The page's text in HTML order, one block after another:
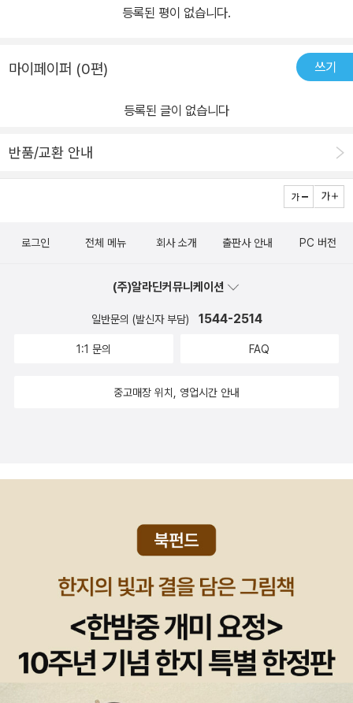
시 자바스크립트는 새롭게 등장한 언어라서 공부할 자료가 거의 없었
학으로 자바스크립트를 익혀야 했습니다. 이리저리 실험해보고 가설
을 세우고 다시 실험해보며 동작 원리를 알아낼 때까지 모든 과정을
에서 큰 도움이 되었습니다. 본격적인 제 커리어의 첫 5년은 자바스
누구보다 깊이 있다고 자부할 수 있었습니다. 간단한 문제든, 어려운
문제든 대부분 제가 해결할 수 있었습니다. 하지만 제 생각을 함께 토
론하거나, 모르는 문제에 관한 조언을 구할 사람이 없다는 점은 힘들
였기에 더욱더 제 모든 역량을 쏟아부어야만 했습니다. 5년 동안 저
준을 향상시켰습니다. 하지만 당시, 저는 다른 사람이 제 코드를 어떻
게 볼지는 고민하지 않았습니다. 제가 작성한 코드를 리뷰해주거나
의미에서, 저는 해커였습니다. 원하는 방식대로 코드를 작성했고 잘
다. 그런데 새로운 팀에서는 모든 사람이 프로젝트의 전 부분에 대해
을 알게 됐고, 문제가 있다는 것을 느꼈습니다. 저는 팀에 더 도움이
되도록 동료들과 같은 방식으로 코드를 작성하기 시작했습니다. 서버
사이드 코드와 SQL은 생소한 부분이라 이 부분에 대해 잘 아는 동료
가 작성한 코드의 패턴을 따라 했습니다. 또한 동료에게는 HTML, C
SS, 자바스크립트 코딩 패턴을 적용해볼 것을 권하고 이를 표준으로
규정하기 위해 빌드 프로세스에 린트를 추가했습니다. 그 결과 우리
팀은 마치 윤활유가 잘 칠해진 기계처럼 유기적으로 일할 수 있었습
등록된 평이 없습니다.
마이페이퍼 (0편) 쓰기
등록된 글이 없습니다
반품/교환 안내
로그인 전체 메뉴 회사 소개 출판사 안내 PC 버전
(주)알라딘커뮤니케이션
일반문의 (발신자 부담) 1544-2514
1:1 문의 FAQ
중고매장 위치, 영업시간 안내